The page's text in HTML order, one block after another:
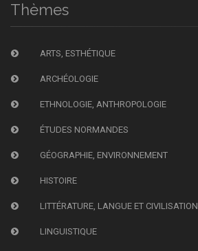
Thèmes
ARTS, ESTHÉTIQUE
ARCHÉOLOGIE
ETHNOLOGIE, ANTHROPOLOGIE
ÉTUDES NORMANDES
GÉOGRAPHIE, ENVIRONNEMENT
HISTOIRE
LITTÉRATURE, LANGUE ET CIVILISATION
LINGUISTIQUE